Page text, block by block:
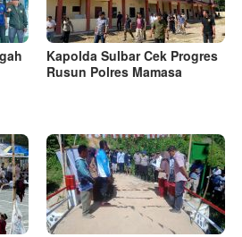
Kapolda Sulbar Cek Progres
Rusun Polres Mamasa